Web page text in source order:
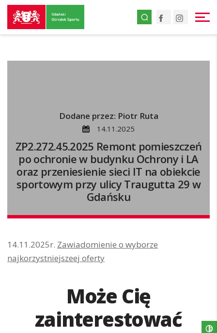
Przejdź
do
strony
Facebook
Dodane przez: Piotr Ruta
14.11.2025
ZP2.272.45.2025 Remont pomieszczeń
po ochronie w budynku Ochrony i LA
oraz przeniesienie sieci IT na obiekcie
sportowym przy ulicy Traugutta 29 w
Gdańsku
14.11.2025r. Zawiadomienie o wyborze
najkorzystniejszeej oferty
Może Cię
zainterestować